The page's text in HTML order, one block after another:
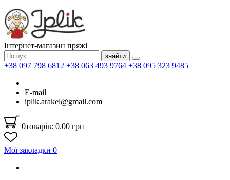
Інтернет-магазин пряжі
знайти
+38 097 798 6812 +38 063 493 9764 +38 095 323 9485
E-mail
iplik.arakel@gmail.com
0товарів: 0.00 грн
Мої закладки 0